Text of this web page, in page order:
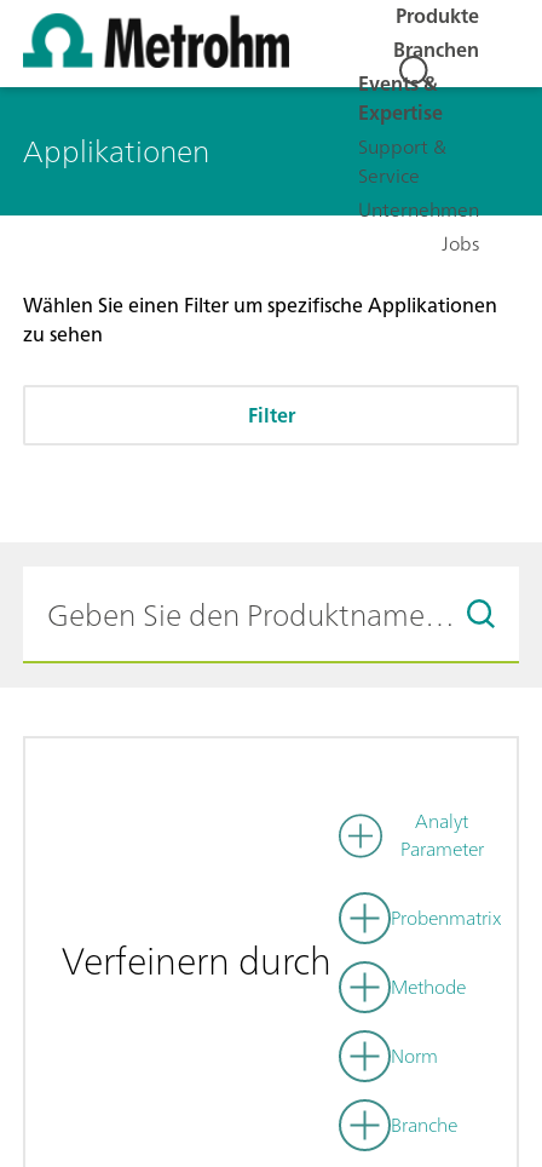
Produkte
Branchen
Events &
Expertise
Support &
Service
Unternehmen
Jobs
Applikationen
Wählen Sie einen Filter um spezifische Applikationen
zu sehen
Filter
Verfeinern durch
Analyt
Parameter
Probenmatrix
Methode
Norm
Branche